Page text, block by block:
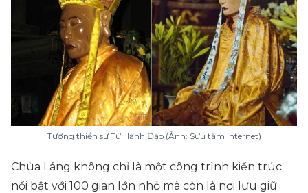
Tượng thiền sư Từ Hạnh Đạo (Ảnh: Sưu tầm internet)
Chùa Láng không chỉ là một công trình kiến trúc
nổi bật với 100 gian lớn nhỏ mà còn là nơi lưu giữ